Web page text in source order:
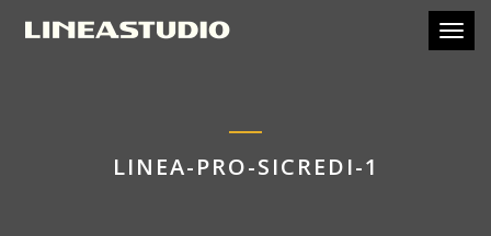
LINEA-PRO-SICREDI-1